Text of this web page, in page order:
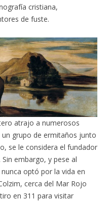
cristiana,
de fuste.
atrajo a numerosos
grupo de ermitaños junto
se le considera el fundador
embargo, y pese al
optó por la vida en
cerca del Mar Rojo
en 311 para visitar